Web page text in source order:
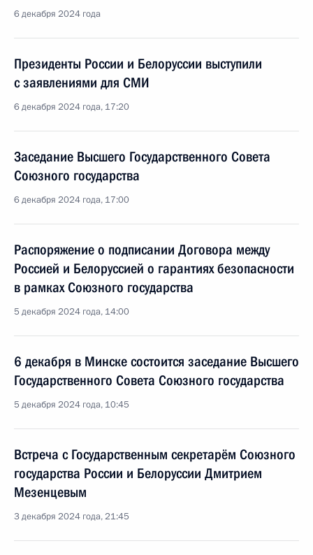
6 декабря 2024 года
Президенты России и Белоруссии выступили
с заявлениями для СМИ
6 декабря 2024 года, 17:20
Заседание Высшего Государственного Совета
Союзного государства
6 декабря 2024 года, 17:00
Распоряжение о подписании Договора между
Россией и Белоруссией о гарантиях безопасности
в рамках Союзного государства
5 декабря 2024 года, 14:00
6 декабря в Минске состоится заседание Высшего
Государственного Совета Союзного государства
5 декабря 2024 года, 10:45
Встреча с Государственным секретарём Союзного
государства России и Белоруссии Дмитрием
Мезенцевым
3 декабря 2024 года, 21:45